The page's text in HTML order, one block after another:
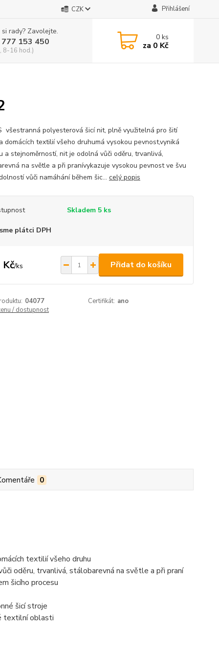
CZK Přihlášení
rady? Zavolejte.
153 450
8-16 hod.)
0ks
za 0 Kč
všestranná polyesterová šicí nit, plně využitelná pro šití
domácích textilií všeho druhumá vysokou pevnost,vyniká
a stejnoměrností, nit je odolná vůči oděru, trvanlivá,
na světle a při pranívykazuje vysokou pevnost ve švu
vůči namáhání během šic... celý popis
Skladem 5 ks
plátci DPH
Kč/ks Přidat do košíku
04077 Certifikát: ano
/ dostupnost
0
textilií všeho druhu
oděru, trvanlivá, stálobarevná na světle a při praní
šicího procesu
šicí stroje
textilní oblasti